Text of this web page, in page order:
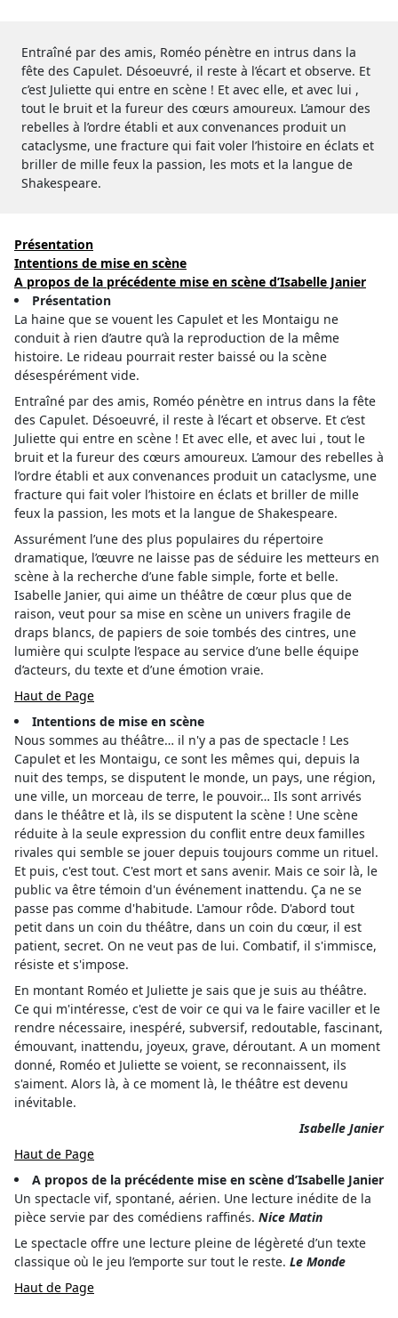
Entraîné par des amis, Roméo pénètre en intrus dans la
fête des Capulet. Désoeuvré, il reste à l’écart et observe. Et
c’est Juliette qui entre en scène ! Et avec elle, et avec lui ,
tout le bruit et la fureur des cœurs amoureux. L’amour des
rebelles à l’ordre établi et aux convenances produit un
cataclysme, une fracture qui fait voler l’histoire en éclats et
briller de mille feux la passion, les mots et la langue de
Shakespeare.
Présentation
Intentions de mise en scène
A propos de la précédente mise en scène d’Isabelle Janier
Présentation
La haine que se vouent les Capulet et les Montaigu ne
conduit à rien d’autre qu’à la reproduction de la même
histoire. Le rideau pourrait rester baissé ou la scène
désespérément vide.
Entraîné par des amis, Roméo pénètre en intrus dans la fête
des Capulet. Désoeuvré, il reste à l’écart et observe. Et c’est
Juliette qui entre en scène ! Et avec elle, et avec lui , tout le
bruit et la fureur des cœurs amoureux. L’amour des rebelles à
l’ordre établi et aux convenances produit un cataclysme, une
fracture qui fait voler l’histoire en éclats et briller de mille
feux la passion, les mots et la langue de Shakespeare.
Assurément l’une des plus populaires du répertoire
dramatique, l’œuvre ne laisse pas de séduire les metteurs en
scène à la recherche d’une fable simple, forte et belle.
Isabelle Janier, qui aime un théâtre de cœur plus que de
raison, veut pour sa mise en scène un univers fragile de
draps blancs, de papiers de soie tombés des cintres, une
lumière qui sculpte l’espace au service d’une belle équipe
d’acteurs, du texte et d’une émotion vraie.
Haut de Page
Intentions de mise en scène
Nous sommes au théâtre… il n'y a pas de spectacle ! Les
Capulet et les Montaigu, ce sont les mêmes qui, depuis la
nuit des temps, se disputent le monde, un pays, une région,
une ville, un morceau de terre, le pouvoir… Ils sont arrivés
dans le théâtre et là, ils se disputent la scène ! Une scène
réduite à la seule expression du conflit entre deux familles
rivales qui semble se jouer depuis toujours comme un rituel.
Et puis, c'est tout. C'est mort et sans avenir. Mais ce soir là, le
public va être témoin d'un événement inattendu. Ça ne se
passe pas comme d'habitude. L'amour rôde. D'abord tout
petit dans un coin du théâtre, dans un coin du cœur, il est
patient, secret. On ne veut pas de lui. Combatif, il s'immisce,
résiste et s'impose.
En montant Roméo et Juliette je sais que je suis au théâtre.
Ce qui m'intéresse, c'est de voir ce qui va le faire vaciller et le
rendre nécessaire, inespéré, subversif, redoutable, fascinant,
émouvant, inattendu, joyeux, grave, déroutant. A un moment
donné, Roméo et Juliette se voient, se reconnaissent, ils
s'aiment. Alors là, à ce moment là, le théâtre est devenu
inévitable.
Isabelle Janier
Haut de Page
A propos de la précédente mise en scène d’Isabelle Janier
Un spectacle vif, spontané, aérien. Une lecture inédite de la
pièce servie par des comédiens raffinés. Nice Matin
Le spectacle offre une lecture pleine de légèreté d’un texte
classique où le jeu l’emporte sur tout le reste. Le Monde
Haut de Page